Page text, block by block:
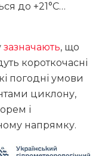
до +21°С…
зазначають, що
короткочасні
погодні умови
циклону,
і
напрямку.